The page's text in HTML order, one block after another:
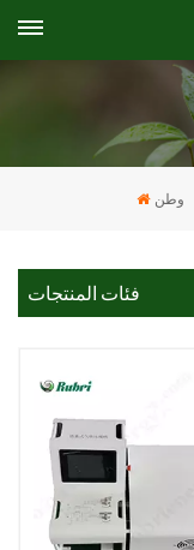
وطن
فئات المنتجات